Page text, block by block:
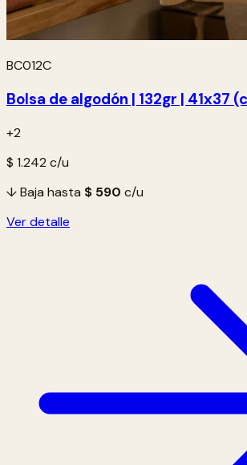
BC012C
Bolsa de algodón | 132gr | 41x37
+2
$ 1.242 c/u
↓ Baja hasta $ 590 c/u
Ver detalle